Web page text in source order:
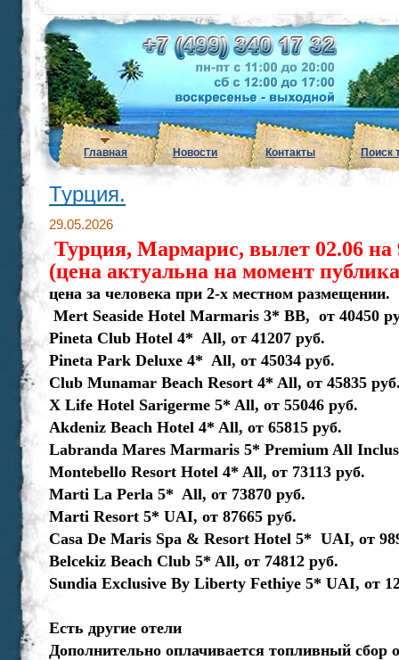
Главная Новости Контакты Поиск
Турция.
29.05.2026
Турция, Мармарис, вылет 02.06 на
(цена актуальна на момент
цена за человека при 2-х местном размещении.
Mert Seaside Hotel Marmaris 3* ВВ, от 40450
Pineta Club Hotel 4* All, от 41207 руб.
Pineta Park Deluxe 4* All, от 45034 руб.
Club Munamar Beach Resort 4* All, от 45835
X Life Hotel Sarigerme 5* All, от 55046 руб.
Akdeniz Beach Hotel 4* All, от 65815 руб.
Labranda Mares Marmaris 5* Premium All
Montebello Resort Hotel 4* All, от 73113 руб.
Marti La Perla 5* All, от 73870 руб.
Marti Resort 5* UAI, от 87665 руб.
Casa De Maris Spa & Resort Hotel 5* UAI, от
Belcekiz Beach Club 5* All, от 74812 руб.
Sundia Exclusive By Liberty Fethiye 5* UAI, от
Есть другие отели
Дополнительно оплачивается топливный сбор